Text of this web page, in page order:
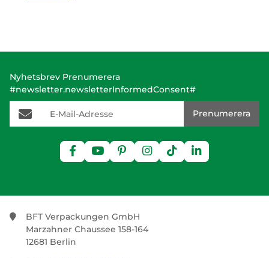
Nyhetsbrev Prenumerera
#newsletter.newsletterInformedConsent#
E-Mail-Adresse
Prenumerera
BFT Verpackungen GmbH
Marzahner Chaussee 158-164
12681 Berlin